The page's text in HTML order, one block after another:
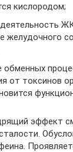
кислородом;
желудочного
обменных
от токсинов
эффект